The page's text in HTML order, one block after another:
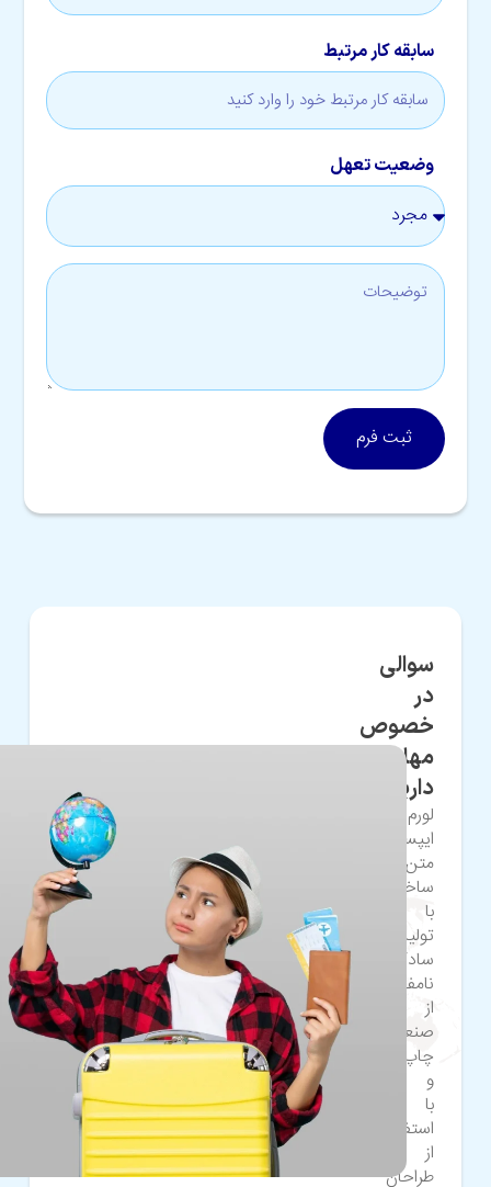
سابقه کار مرتبط
وضعیت تعهل
ثبت فرم
سوالی
خصوص
مهاجرت
دارید؟
لورم
ایپسوم
متن
ساختگی
تولید
سادگی
نامفهوم
صنعت
چاپ،
استفاده
طراحان